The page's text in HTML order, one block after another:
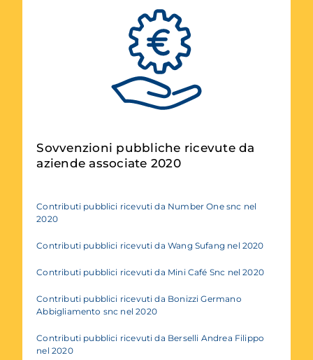
Sovvenzioni pubbliche ricevute da
aziende associate 2020
Contributi pubblici ricevuti da Number One snc nel
2020
Contributi pubblici ricevuti da Wang Sufang nel 2020
Contributi pubblici ricevuti da Mini Café Snc nel 2020
Contributi pubblici ricevuti da Bonizzi Germano
Abbigliamento snc nel 2020
Contributi pubblici ricevuti da Berselli Andrea Filippo
nel 2020